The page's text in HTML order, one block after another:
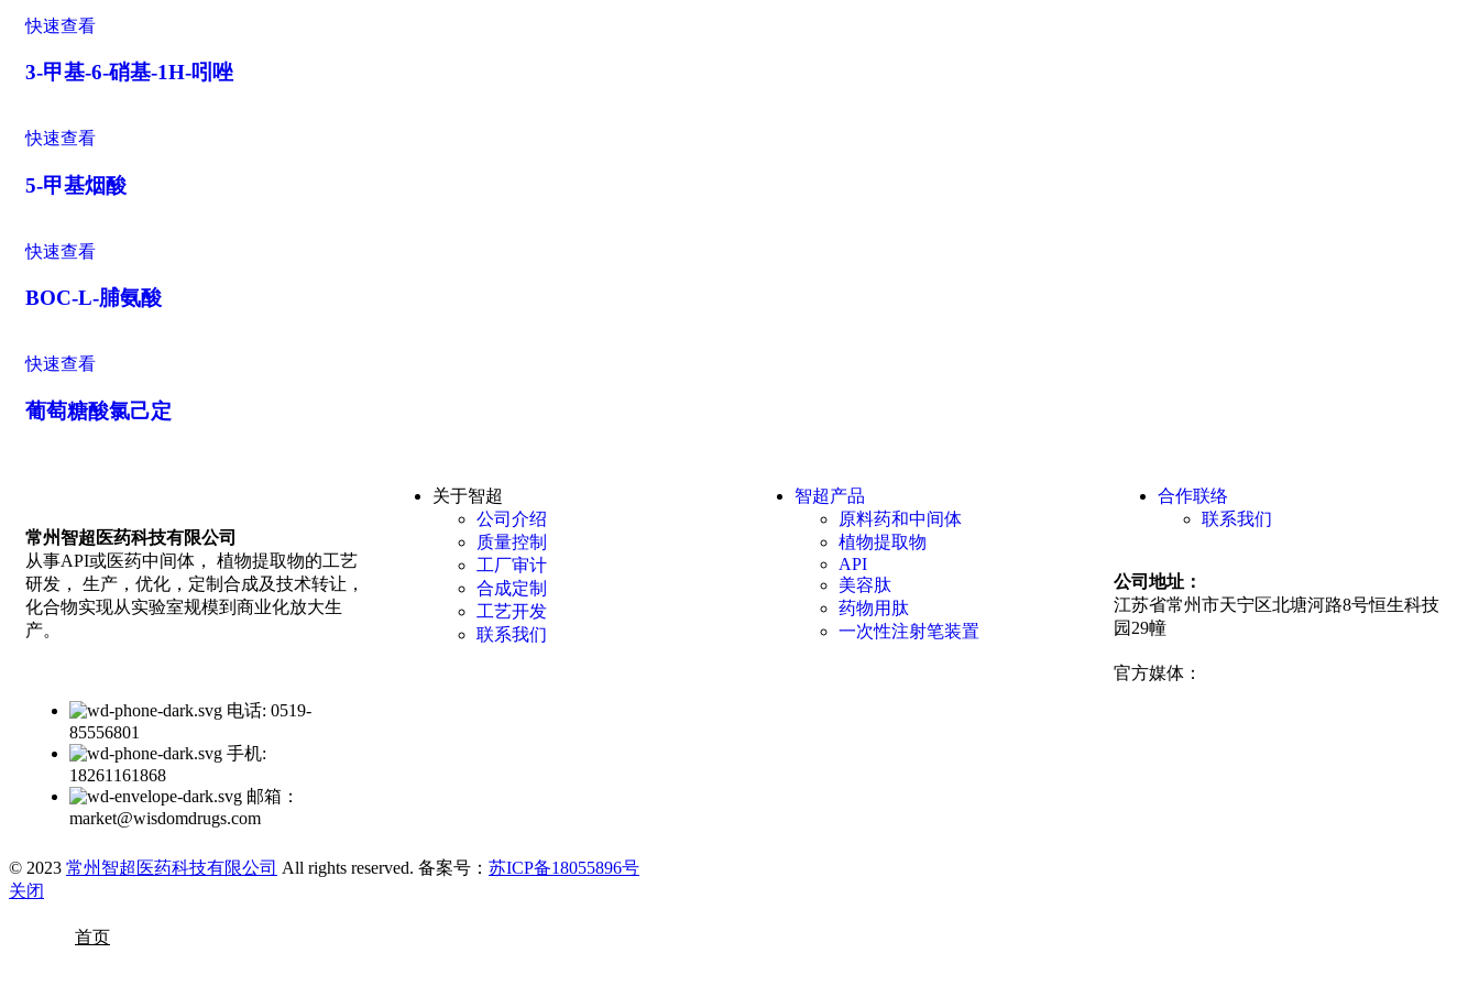
快速查看
3-甲基-6-硝基-1H-吲唑
快速查看
5-甲基烟酸
快速查看
BOC-L-脯氨酸
快速查看
葡萄糖酸氯己定
常州智超医药科技有限公司
从事API或医药中间体， 植物提取物的工艺
研发， 生产，优化，定制合成及技术转让，
化合物实现从实验室规模到商业化放大生
产。
电话: 0519-
85556801
手机:
18261161868
邮箱：
market@wisdomdrugs.com
关于智超
公司介绍
质量控制
工厂审计
合成定制
工艺开发
联系我们
智超产品
原料药和中间体
植物提取物
API
美容肽
药物用肽
一次性注射笔装置
合作联络
联系我们
公司地址：
江苏省常州市天宁区北塘河路8号恒生科技
园29幢
官方媒体：
© 2023 常州智超医药科技有限公司 All rights reserved. 备案号： 苏ICP备18055896号
关闭
首页